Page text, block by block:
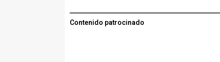
Contenido patrocinado